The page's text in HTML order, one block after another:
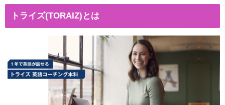
トライズ(TORAIZ)とは